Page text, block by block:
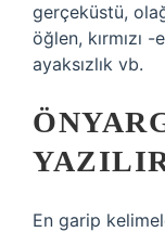
gerçeküstü,
öğlen, kırmızı -
ayaksızlık vb.
En garip